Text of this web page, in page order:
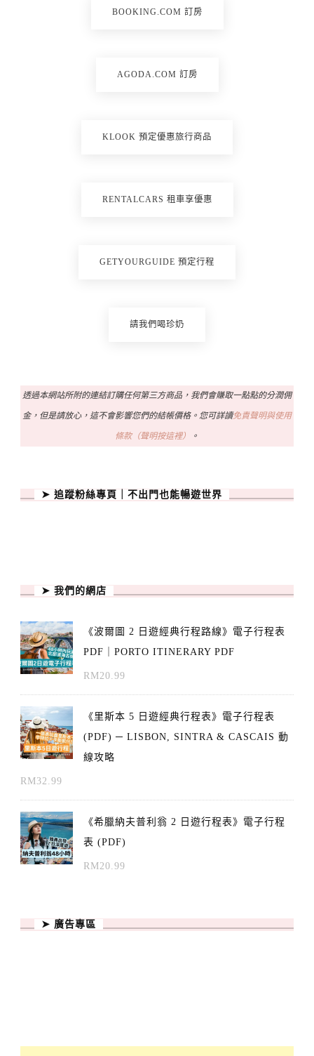
BOOKING.COM 訂房
AGODA.COM 訂房
KLOOK 預定優惠旅行商品
RENTALCARS 租車享優惠
GETYOURGUIDE 預定行程
請我們喝珍奶
透過本網站所附的連結訂購任何第三方商品，我們會賺取一點點的分潤佣
金，但是請放心，這不會影響您們的結帳價格。您可詳讀免責聲明與使用
條款（聲明按這裡） 。
➤ 追蹤粉絲專頁｜不出門也能暢遊世界
➤ 我們的網店
《波爾圖 2 日遊經典行程路線》電子行程表
PDF｜PORTO ITINERARY PDF
RM20.99
《里斯本 5 日遊經典行程表》電子行程表
(PDF) ─ LISBON, SINTRA & CASCAIS 動
線攻略
RM32.99
《希臘納夫普利翁 2 日遊行程表》電子行程
表 (PDF)
RM20.99
➤ 廣告專區